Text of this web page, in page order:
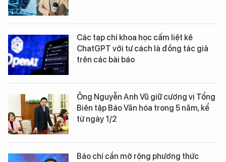
Các tạp chí khoa học cấm liệt kê
ChatGPT với tư cách là đồng tác giả
trên các bài báo
Ông Nguyễn Anh Vũ giữ cương vị Tổng
Biên tập Báo Văn hóa trong 5 năm, kể
từ ngày 1/2
Báo chí cần mở rộng phương thức